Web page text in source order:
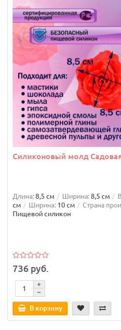
Силиконовый молд
Длина:8,5 см Ширина:8,5 см
см
Ширина: 10 см Страна
Пищевой силикон
736 руб.
В корзину